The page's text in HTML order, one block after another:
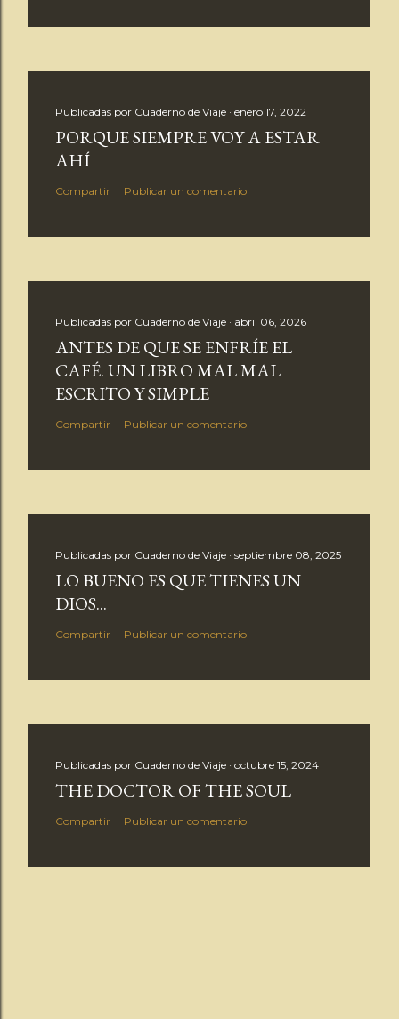
u
c
a
i
Publicadas por Cuaderno de Viaje enero 17, 2022
PORQUE SIEMPRE VOY A ESTAR
AHÍ
Compartir Publicar un comentario
Publicadas por Cuaderno de Viaje abril 06, 2026
ANTES DE QUE SE ENFRÍE EL
CAFÉ. UN LIBRO MAL MAL
ESCRITO Y SIMPLE
Compartir Publicar un comentario
Publicadas por Cuaderno de Viaje septiembre 08, 2025
LO BUENO ES QUE TIENES UN
DIOS...
Compartir Publicar un comentario
Publicadas por Cuaderno de Viaje octubre 15, 2024
THE DOCTOR OF THE SOUL
Compartir Publicar un comentario